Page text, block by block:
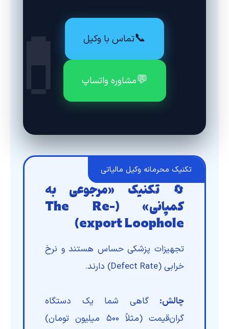
💊
📞تماس با وکیل
💬مشاوره واتساپ
تکنیک محرمانه وکیل مالیاتی
🔄 تکنیک «مرجوعی به
کمپانی» (The Re-
export Loophole)
تجهیزات پزشکی حساس هستند و نرخ
خرابی (Defect Rate) دارند.
چالش: گاهی شما یک دستگاه
گران‌قیمت (مثلاً ۵۰۰ میلیون تومان)